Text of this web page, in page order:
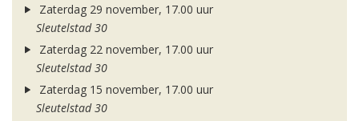
Zaterdag 29 november, 17.00 uur
Sleutelstad 30
Zaterdag 22 november, 17.00 uur
Sleutelstad 30
Zaterdag 15 november, 17.00 uur
Sleutelstad 30